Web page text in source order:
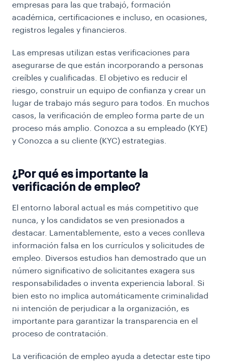
empresas para las que trabajó, formación
académica, certificaciones e incluso, en ocasiones,
registros legales y financieros.
Las empresas utilizan estas verificaciones para
asegurarse de que están incorporando a personas
creíbles y cualificadas. El objetivo es reducir el
riesgo, construir un equipo de confianza y crear un
lugar de trabajo más seguro para todos. En muchos
casos, la verificación de empleo forma parte de un
proceso más amplio. Conozca a su empleado (KYE)
y Conozca a su cliente (KYC) estrategias.
¿Por qué es importante la
verificación de empleo?
El entorno laboral actual es más competitivo que
nunca, y los candidatos se ven presionados a
destacar. Lamentablemente, esto a veces conlleva
información falsa en los currículos y solicitudes de
empleo. Diversos estudios han demostrado que un
número significativo de solicitantes exagera sus
responsabilidades o inventa experiencia laboral. Si
bien esto no implica automáticamente criminalidad
ni intención de perjudicar a la organización, es
importante para garantizar la transparencia en el
proceso de contratación.
La verificación de empleo ayuda a detectar este tipo